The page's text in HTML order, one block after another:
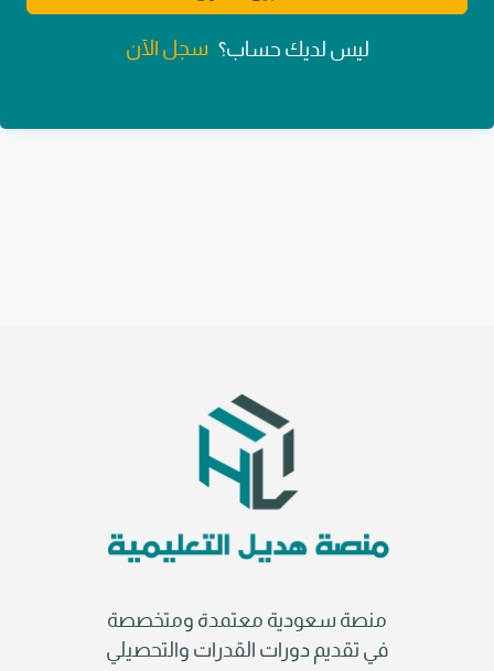
ليس لديك حساب؟ سجل الآن
منصة سعودية معتمدة ومتخصصة
في تقديم دورات القدرات والتحصيلي